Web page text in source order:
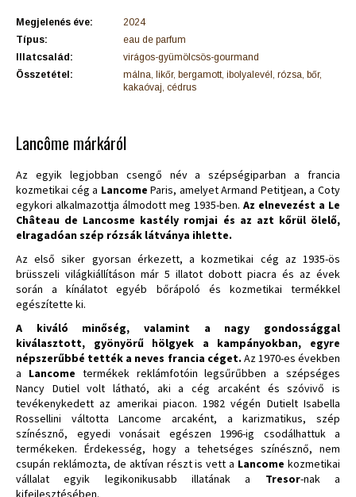
Megjelenés éve:
2024
Típus:
eau de parfum
Illatcsalád:
virágos-gyümölcsös-gourmand
Összetétel:
málna, likőr, bergamott, ibolyalevél, rózsa, bőr,
kakaóvaj, cédrus
Lancôme márkáról
Az egyik legjobban csengő név a szépségiparban a francia
kozmetikai cég a Lancome Paris, amelyet Armand Petitjean, a Coty
egykori alkalmazottja álmodott meg 1935-ben. Az elnevezést a Le
Château de Lancosme kastély romjai és az azt kőrül ölelő,
elragadóan szép rózsák látványa ihlette.
Az első siker gyorsan érkezett, a kozmetikai cég az 1935-ös
brüsszeli világkiállításon már 5 illatot dobott piacra és az évek
során a kínálatot egyéb bőrápoló és kozmetikai termékkel
egészítette ki.
A kiváló minőség, valamint a nagy gondossággal
kiválasztott, gyönyörű hölgyek a kampányokban, egyre
népszerűbbé tették a neves francia céget. Az 1970-es években
a Lancome termékek reklámfotóin legsűrűbben a szépséges
Nancy Dutiel volt látható, aki a cég arcaként és szóvivő is
tevékenykedett az amerikai piacon. 1982 végén Dutielt Isabella
Rossellini váltotta Lancome arcaként, a karizmatikus, szép
színésznő, egyedi vonásait egészen 1996-ig csodálhattuk a
termékeken. Érdekesség, hogy a tehetséges színésznő, nem
csupán reklámozta, de aktívan részt is vett a Lancome kozmetikai
vállalat egyik legikonikusabb illatának a Tresor-nak a
kifejlesztésében.